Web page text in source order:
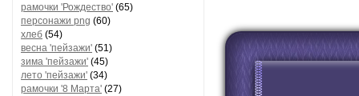
рамочки 'Рождество' (65)
персонажи png (60)
хлеб (54)
весна 'пейзажи' (51)
зима 'пейзажи' (45)
лето 'пейзажи' (34)
рамочки '8 Марта' (27)